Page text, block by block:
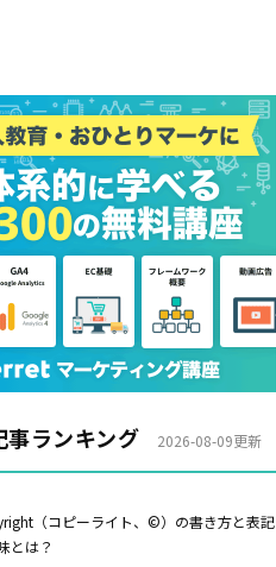
事ランキング 2026-08-09更新
（コピーライト、©）の書き方と表記
とは？